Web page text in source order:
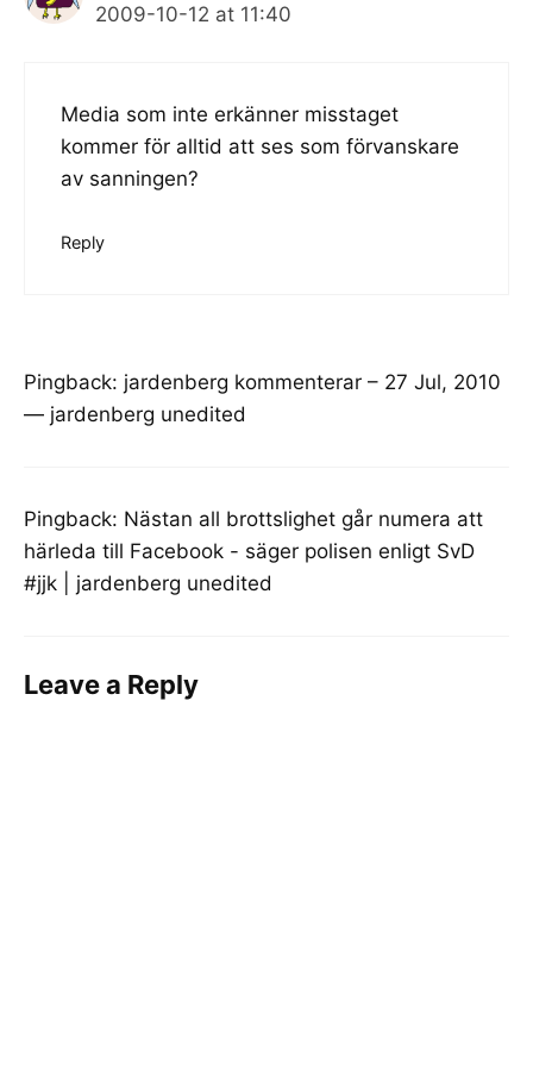
2009-10-12 at 11:40
Media som inte erkänner misstaget
kommer för alltid att ses som förvanskare
av sanningen?
Reply
Pingback: jardenberg kommenterar – 27 Jul, 2010
— jardenberg unedited
Pingback: Nästan all brottslighet går numera att
härleda till Facebook - säger polisen enligt SvD
#jjk | jardenberg unedited
Leave a Reply